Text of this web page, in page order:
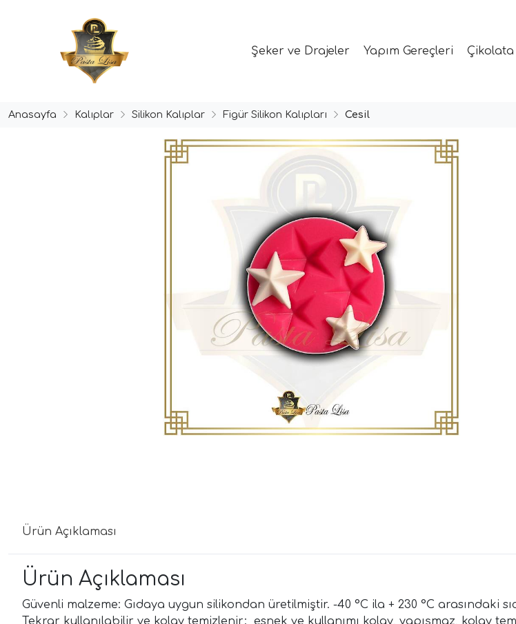
Şeker ve Drajeler Yapım Gereçleri Çikolata
Anasayfa Kalıplar Silikon Kalıplar Figür Silikon Kalıpları Cesil
Ürün Açıklaması
Ürün Açıklaması
Güvenli malzeme: Gıdaya uygun silikondan üretilmiştir. -40 °C ila + 230 °C arasındaki
Tekrar kullanılabilir ve kolay temizlenir: esnek ve kullanımı kolay, yapışmaz, kolay